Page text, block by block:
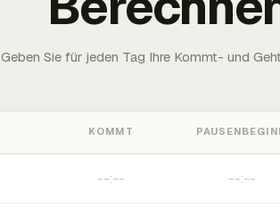
Geben Sie für jeden Tag Ihre Kommt- und
KOMMT